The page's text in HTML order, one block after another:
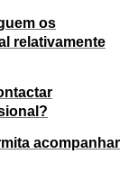
os
relativamente
acompanhar